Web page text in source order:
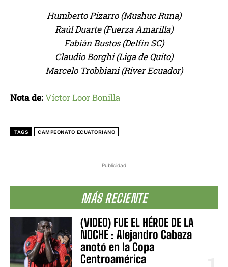
Publicidad
MÁS RECIENTE
(VIDEO) FUE EL HÉROE DE LA
NOCHE : Alejandro Cabeza
anotó en la Copa
Centroamérica
Humberto Pizarro (Mushuc Runa)
Raúl Duarte (Fuerza Amarilla)
Fabián Bustos (Delfín SC)
Claudio Borghi (Liga de Quito)
Marcelo Trobbiani (River Ecuador)
Nota de:Víctor Loor Bonilla
TAGS CAMPEONATO ECUATORIANO